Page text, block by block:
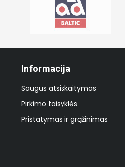
Informacija
Saugus atsiskaitymas
Pirkimo taisyklės
Pristatymas ir grąžinimas